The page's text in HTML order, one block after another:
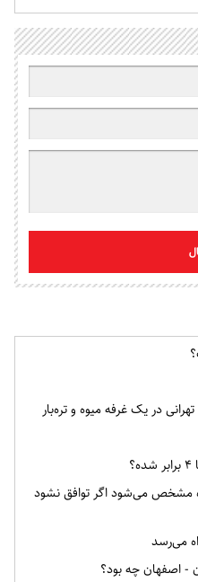
۴۸ ساعت آینده مشخص می‌شود اگر توافق نشود
می‌رسد